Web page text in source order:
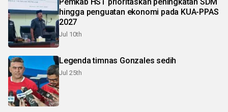
hingga penguatan ekonomi pada KUA-PPAS
2027
Jul 10th
Legenda timnas Gonzales sedih
Jul 25th